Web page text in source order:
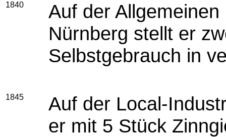
1840
Auf der
Nürnberg stellt er
Selbstgebrauch in
1845
Auf der Local-
er mit 5 Stück